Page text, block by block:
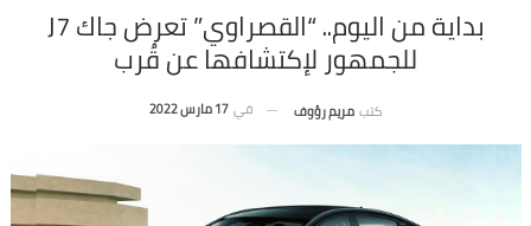
بداية من اليوم.. “القصراوي” تعرض جاك J7
للجمهور لإكتشافها عن قُرب
كتب مريم رؤوف في 17 مارس 2022